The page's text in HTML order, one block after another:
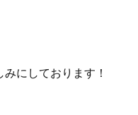
にしております！